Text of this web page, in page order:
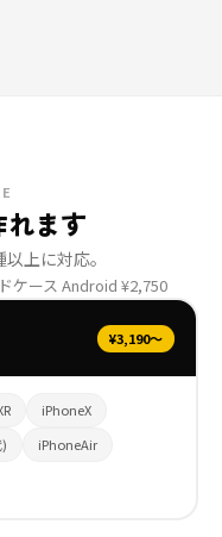
ます
上に対応。
ケース Android ¥2,750
¥3,190〜
iPhoneX
iPhoneAir